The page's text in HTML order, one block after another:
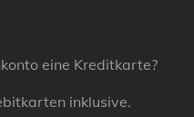
eine Kreditkarte?
inklusive.